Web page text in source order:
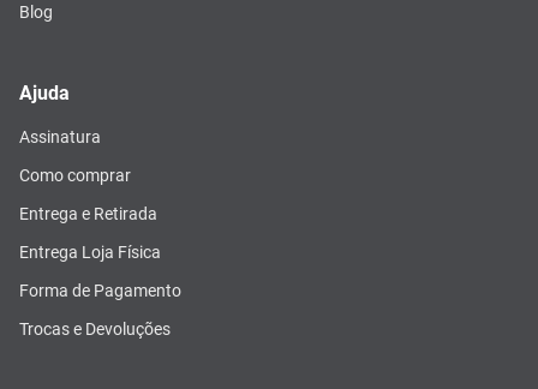
Blog
Ajuda
Assinatura
Como comprar
Entrega e Retirada
Entrega Loja Física
Forma de Pagamento
Trocas e Devoluções